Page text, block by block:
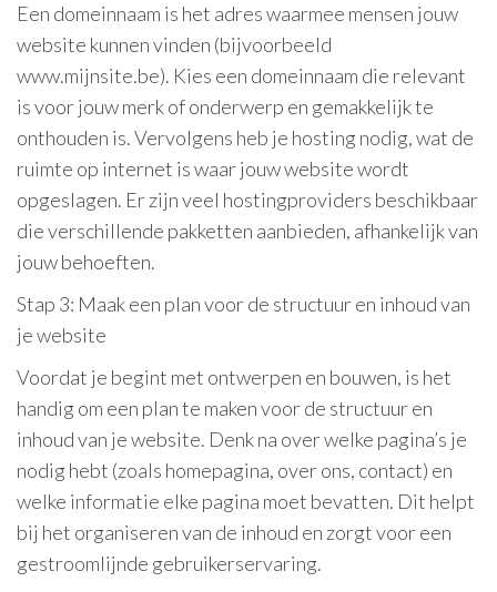
Een domeinnaam is het adres waarmee mensen jouw
website kunnen vinden (bijvoorbeeld
www.mijnsite.be). Kies een domeinnaam die relevant
is voor jouw merk of onderwerp en gemakkelijk te
onthouden is. Vervolgens heb je hosting nodig, wat de
ruimte op internet is waar jouw website wordt
opgeslagen. Er zijn veel hostingproviders beschikbaar
die verschillende pakketten aanbieden, afhankelijk van
jouw behoeften.
Stap 3: Maak een plan voor de structuur en inhoud van
je website
Voordat je begint met ontwerpen en bouwen, is het
handig om een plan te maken voor de structuur en
inhoud van je website. Denk na over welke pagina’s je
nodig hebt (zoals homepagina, over ons, contact) en
welke informatie elke pagina moet bevatten. Dit helpt
bij het organiseren van de inhoud en zorgt voor een
gestroomlijnde gebruikerservaring.